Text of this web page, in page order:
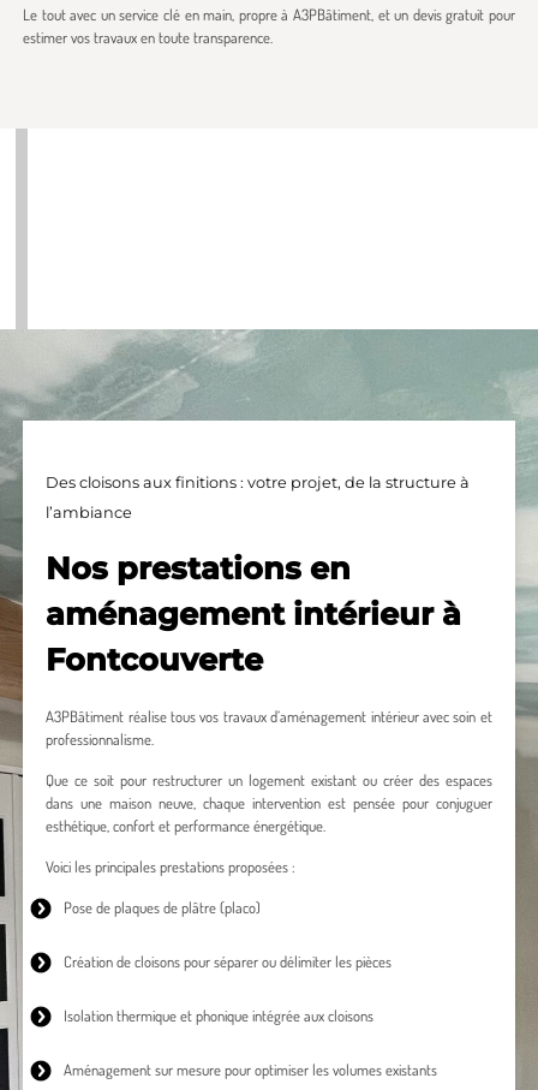
Le tout avec un service clé en main, propre à A3PBâtiment, et un devis gratuit pour
estimer vos travaux en toute transparence.
Des cloisons aux finitions : votre projet, de la structure à
l’ambiance
Nos prestations en
aménagement intérieur à
Fontcouverte
A3PBâtiment réalise tous vos travaux d’aménagement intérieur avec soin et
professionnalisme.
Que ce soit pour restructurer un logement existant ou créer des espaces
dans une maison neuve, chaque intervention est pensée pour conjuguer
esthétique, confort et performance énergétique.
Voici les principales prestations proposées :
Pose de plaques de plâtre(placo)
Création de cloisonspour séparer ou délimiter les pièces
Isolation thermiqueet phonique intégrée aux cloisons
Aménagement sur mesurepour optimiser les volumes existants